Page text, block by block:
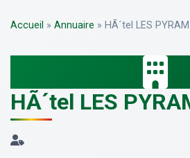
Accueil » Annuaire » HÃ´tel LES
HÃ´tel LES